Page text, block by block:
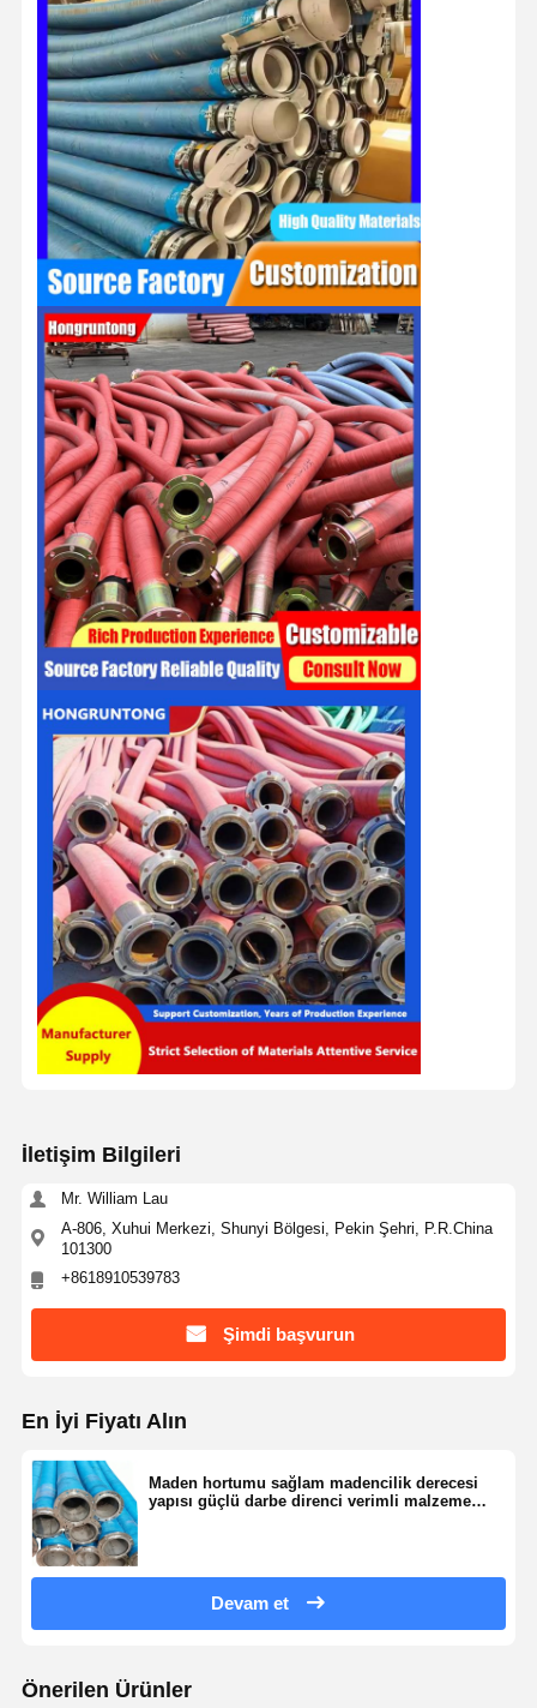
İletişim Bilgileri
Mr. William Lau
A-806, Xuhui Merkezi, Shunyi Bölgesi, Pekin Şehri, P.R.China
101300
+8618910539783
Şimdi başvurun
En İyi Fiyatı Alın
Maden hortumu sağlam madencilik derecesi
yapısı güçlü darbe direnci verimli malzeme
Devam et
Önerilen Ürünler